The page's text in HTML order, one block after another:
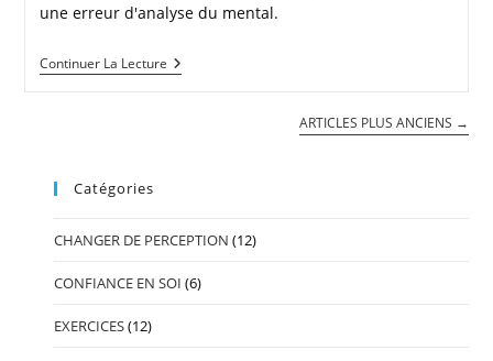
une erreur d'analyse du mental.
Continuer La LectureLA
MÉDITATION
ARTICLES PLUS ANCIENS →
Catégories
CHANGER DE PERCEPTION (12)
CONFIANCE EN SOI (6)
EXERCICES(12)